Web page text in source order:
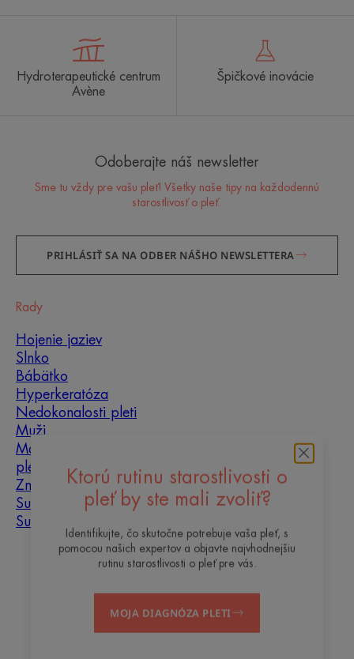
Ktorú rutinu starostlivosti o
pleť by ste mali zvoliť?
Identifikujte, čo skutočne potrebuje vaša pleť, s
pomocou našich expertov a objavte najvhodnejšiu
rutinu starostlivosti o pleť pre vás.
MOJA DIAGNÓZA PLETI
Hydroterapeutické centrum
Avène
Špičkové inovácie
Odoberajte náš newsletter
Sme tu vždy pre vašu pleť! Všetky naše tipy na každodennú
starostlivosť o pleť.
PRIHLÁSIŤ SA NA ODBER NÁŠHO NEWSLETTERA
Rady
Hojenie jaziev
Slnko
Bábätko
Hyperkeratóza
Nedokonalosti pleti
Muži
Mastná, problematická
pleť
Zmiešaná pleť
Suchá pleť
Suchosť a dehydratácia
O nás
KontaktČasto kladené otázky